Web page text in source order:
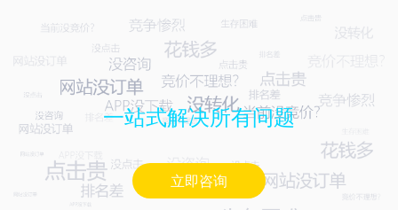
一站式解决所有问题
立即咨询